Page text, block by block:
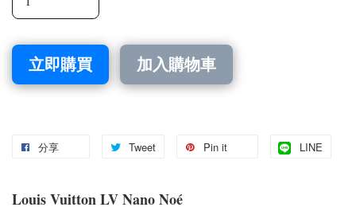
立即購買 加入購物車
分享 Tweet Pin it LINE
Louis Vuitton LV Nano Noé